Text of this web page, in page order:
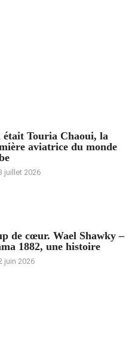
était Touria Chaoui, la
aviatrice du monde
juillet 2026
de cœur. Wael Shawky –
1882, une histoire
juin 2026